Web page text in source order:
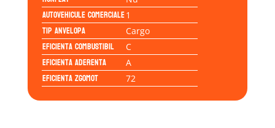
Autovehicule comerciale1
Tip anvelopa Cargo
Eficienta Combustibil C
Eficienta Aderenta A
Eficienta Zgomot 72